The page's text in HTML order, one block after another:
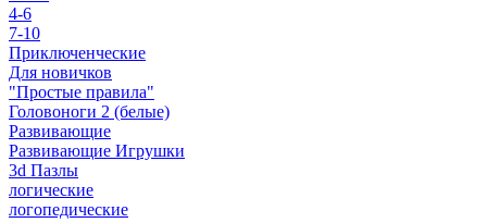
4-6
7-10
Приключенческие
Для новичков
"Простые правила"
Головоноги 2 (белые)
Развивающие
Развивающие Игрушки
3d Пазлы
логические
логопедические